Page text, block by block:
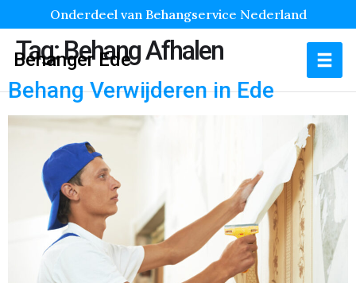
Onderdeel van Behangservice Nederland
Behanger Ede
Tag:Behang Afhalen
Behang Verwijderen in Ede